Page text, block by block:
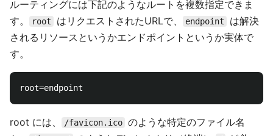
ルーティングには下記のようなルートを複数指定できま
す。
root はリクエストされたURLで、 endpoint
は解決
されるリソースというかエンドポイントというか実体で
す。
root には、 /favicon.ico のような特定のファイル名